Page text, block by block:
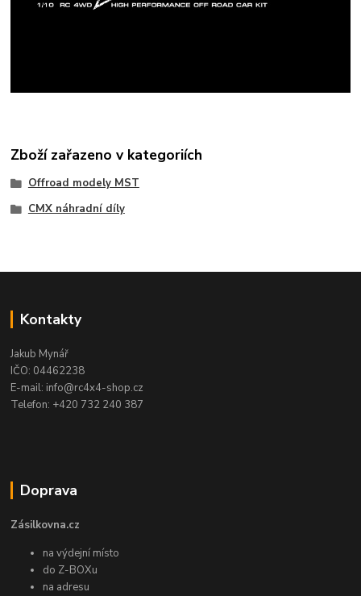
Zboží zařazeno v kategoriích
Offroad modely MST
CMX náhradní díly
Kontakty
Jakub Mynář
IČO: 04462238
E-mail: info@rc4x4-shop.cz
Telefon: +420 732 240 387
Doprava
Zásilkovna.cz
na výdejní místo
do Z-BOXu
na adresu